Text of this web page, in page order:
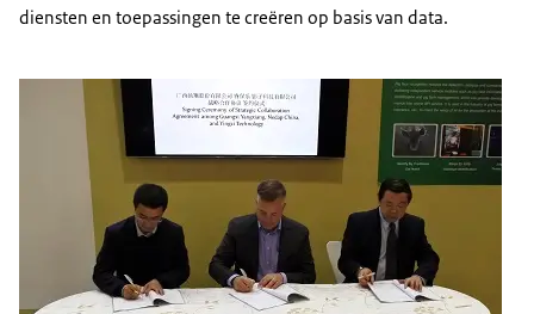
diensten en toepassingen te creëren op basis van data.